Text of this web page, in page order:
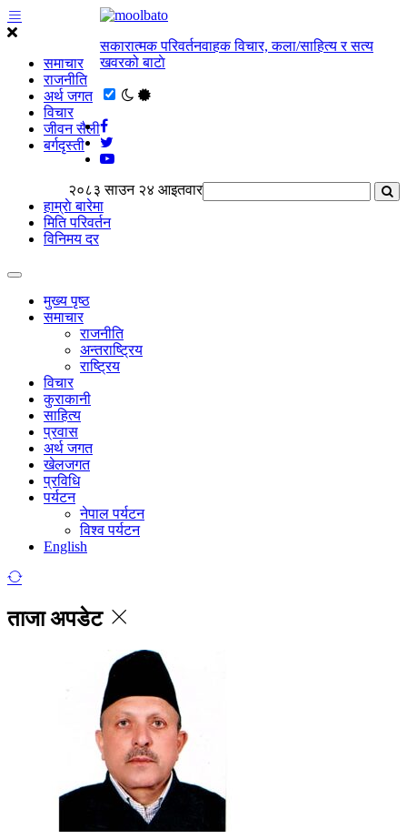
समाचार
राजनीति
अर्थ जगत
विचार
जीवन सैली
बर्गदृस्ती
सकारात्मक परिवर्तनवाहक विचार, कला/साहित्य र सत्य
खवरको बाटाे
२०८३ साउन २४ आइतवार
हाम्राे बारेमा
मिति परिवर्तन
विनिमय दर
मुख्य पृष्ठ
समाचार
राजनीति
अन्तराष्ट्रिय
राष्ट्रिय
विचार
कुराकानी
साहित्य
प्रवास
अर्थ जगत
खेलजगत
प्रविधि
पर्यटन
नेपाल पर्यटन
विश्व पर्यटन
English
ताजा अपडेट